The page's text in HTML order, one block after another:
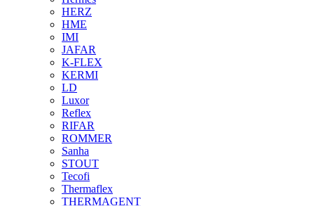
HERZ
HME
IMI
JAFAR
K-FLEX
KERMI
LD
Luxor
Reflex
RIFAR
ROMMER
Sanha
STOUT
Tecofi
Thermaflex
THERMAGENT